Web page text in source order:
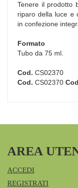
Tenere il prodotto
riparo della luce e
in confezione
Formato
Tubo da 75 ml.
Cod. CS02370
Cod. CS02370
AREA
ACCEDI
REGISTRATI